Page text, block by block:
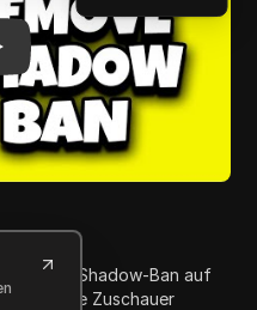
man ein Shadow-Ban auf
die Zuschauer